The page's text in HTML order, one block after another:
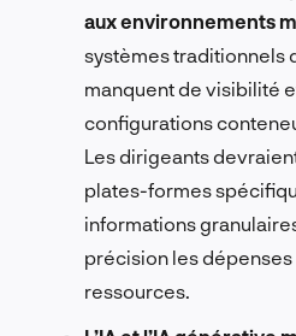
aux environnements
systèmes traditionnels
manquent de visibilité
configurations
Les dirigeants
plates-formes
informations
précision les dépenses
ressources.